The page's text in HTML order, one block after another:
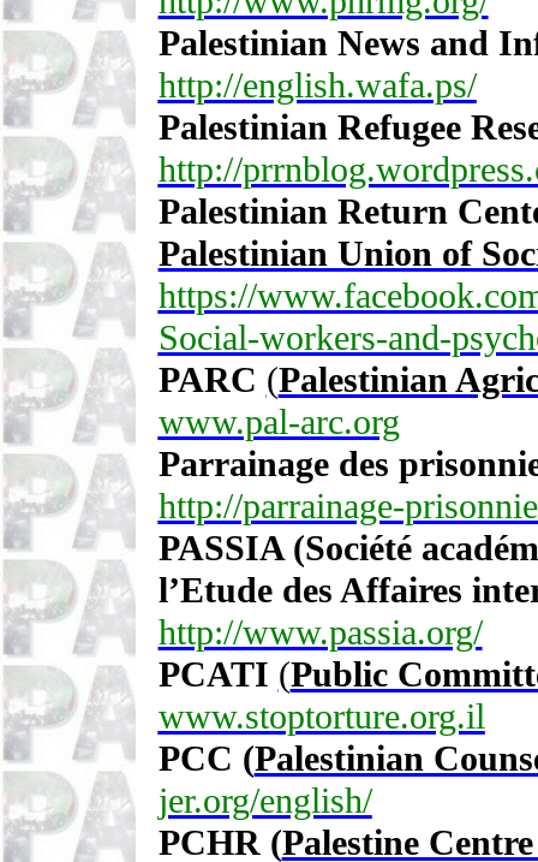
Palestinian News and
http://english.wafa.ps/
Palestinian Refugee
http://
Palestinian Return
Palestinian Union of
https://
Social-workers-and-
PARC (Palestinian
www.pal-arc.org
Parrainage des
http://parrainage-
PASSIA (Société
l’Etude des Affaires
http://www.passia.org/
PCATI (Public
www.stoptorture.org.il
PCC (Palestinian
jer.org/english/
PCHR (Palestine